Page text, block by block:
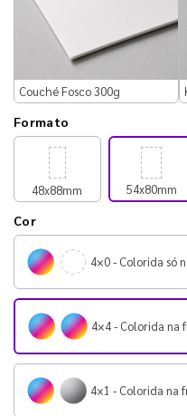
Couché Fosco 300g
Formato
48x88mm 54x80mm
Cor
4×0 - Colorida só
4×4 - Colorida na
4×1 - Colorida na